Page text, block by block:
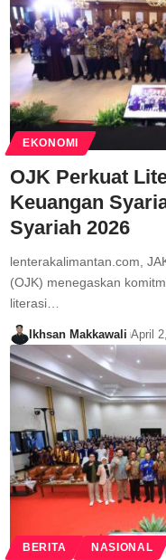
EKONOMI
OJK Perkuat
Keuangan
Syariah 2026
lenterakalimantan.com,
(OJK) menegaskan
literasi…
Ikhsan Makkawali April
BERITA NASIONAL